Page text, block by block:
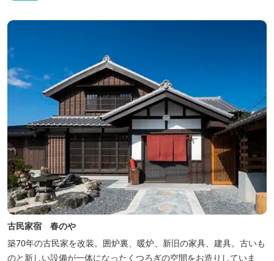
古民家宿 春のや
築70年の古民家を改装。囲炉裏、暖炉、新旧の家具、建具。古いも
のと新しい設備が一体になったくつろぎの空間をお造りしていま